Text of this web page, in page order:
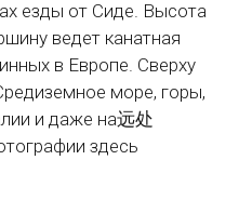
езды от Сиде. Высота
ведет канатная
в Европе. Сверху
море, горы,
и даже на远处
здесь